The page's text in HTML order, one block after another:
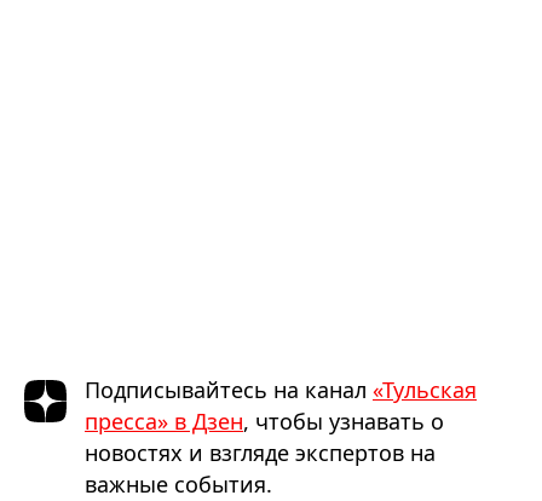
Подписывайтесь на канал «Тульская
пресса» в Дзен, чтобы узнавать о
новостях и взгляде экспертов на
важные события.